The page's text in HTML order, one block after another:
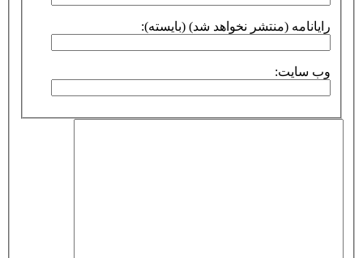
رایانامه (منتشر نخواهد شد) (بایسته):
وب سایت: